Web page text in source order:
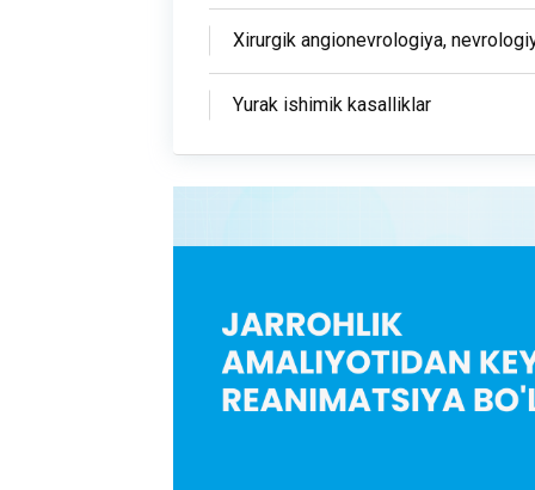
Xirurgik angionevrologiya,
Yurak ishimik kasalliklar